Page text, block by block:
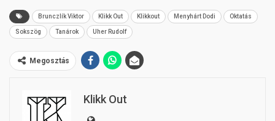
Brunczlík Viktor Klikk Out Klikkout Menyhárt Dodi Oktatás
Sokszög Tanárok Uher Rudolf
Megosztás
Klikk Out